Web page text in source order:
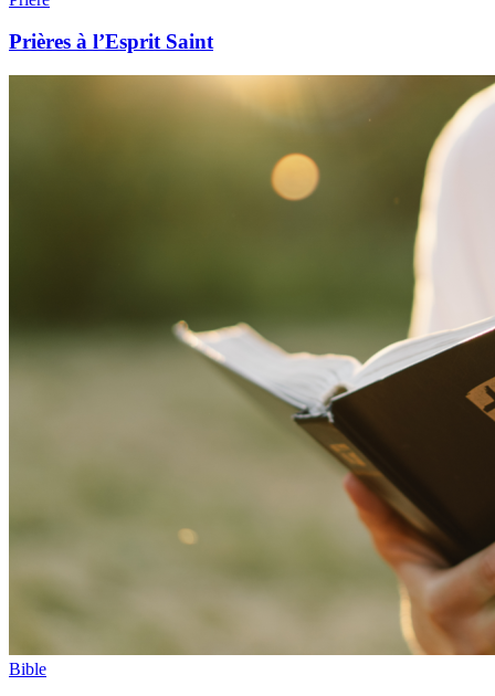
Prières à l’Esprit Saint
Bible